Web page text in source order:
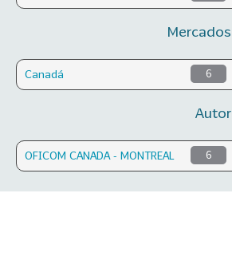
Mercados
Canadá 6
Autor
OFICOM CANADA - MONTREAL 6